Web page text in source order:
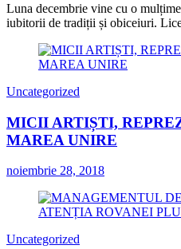
Luna decembrie vine cu o
iubitorii de tradiții și obiceiuri.
Uncategorized
MICII ARTIȘTI,
MAREA UNIRE
noiembrie 28, 2018
Uncategorized